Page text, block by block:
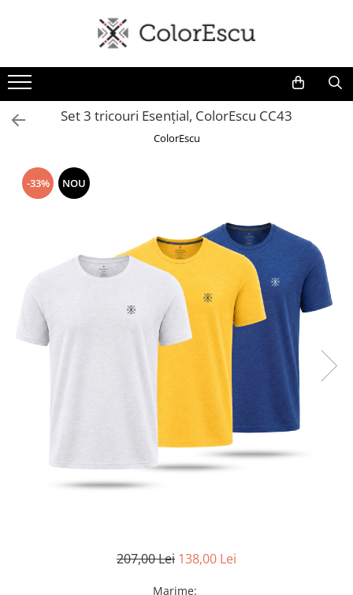
Toate produsele
Tricouri
Tricouri bărbați
Tricouri damă
Tricouri polo
Tricouri sport tehnice
Bluze si hanorace damă
Bluze de trening | Bluze tehnice
Pantaloni
Șepci și căciuli
reinterpretate
Tricouri cu mesaje de bine
Set 3 tricouri Esențial, ColorEscu CC43
ColorEscu
-33% NOU
207,00 Lei 138,00 Lei
Marime: